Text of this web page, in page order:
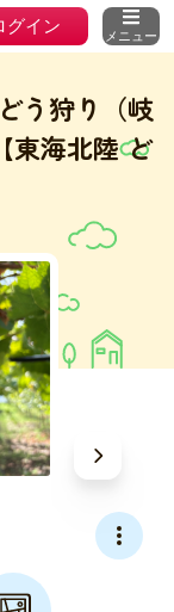
グイン メニュー
う狩り（岐
東海北陸 ど